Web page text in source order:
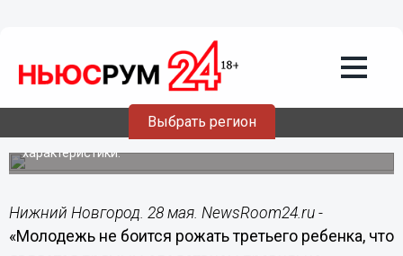
Выбрать регион
следствием правильно выстроенной в
регионе социальной политики, -
Отделкина
Уполномоченный по правам ребенка в Нижегородской
области также отметила, что динамика качества жизни
ребенка по основным показателям имеет позитивные
характеристики.
Нижний Новгород. 28 мая. NewsRoom24.ru -
«Молодежь не боится рожать третьего ребенка, что